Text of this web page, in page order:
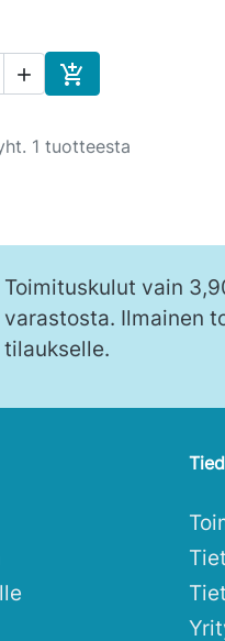
 
Ostoskoriin
1 tuotteesta
Toimituskulut vain
varastosta. Ilmainen
tilaukselle.